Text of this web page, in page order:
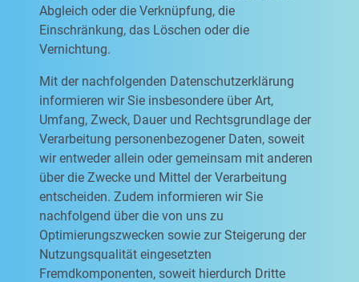
Abgleich oder die Verknüpfung, die
Einschränkung, das Löschen oder die
Vernichtung.
Mit der nachfolgenden Datenschutzerklärung
informieren wir Sie insbesondere über Art,
Umfang, Zweck, Dauer und Rechtsgrundlage der
Verarbeitung personenbezogener Daten, soweit
wir entweder allein oder gemeinsam mit anderen
über die Zwecke und Mittel der Verarbeitung
entscheiden. Zudem informieren wir Sie
nachfolgend über die von uns zu
Optimierungszwecken sowie zur Steigerung der
Nutzungsqualität eingesetzten
Fremdkomponenten, soweit hierdurch Dritte